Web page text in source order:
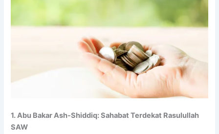
1. Abu Bakar Ash-Shiddiq: Sahabat Terdekat Rasulullah
SAW